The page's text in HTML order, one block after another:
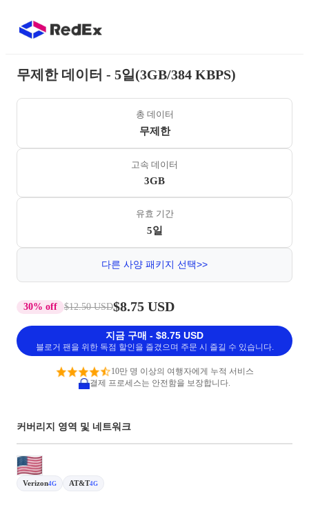
무제한 데이터 - 5일(3GB/384 KBPS)
총 데이터
무제한
고속 데이터
3GB
유효 기간
5일
다른 사양 패키지 선택>>
30% off $12.50 USD$8.75 USD
지금 구매 - $8.75 USD
블로거 팬을 위한 독점 할인을 즐겼으며 주문 시 즐길 수 있습니다.
10만 명 이상의 여행자에게 누적 서비스
결제 프로세스는 안전함을 보장합니다.
커버리지 영역 및 네트워크
Verizon4G AT&T4G